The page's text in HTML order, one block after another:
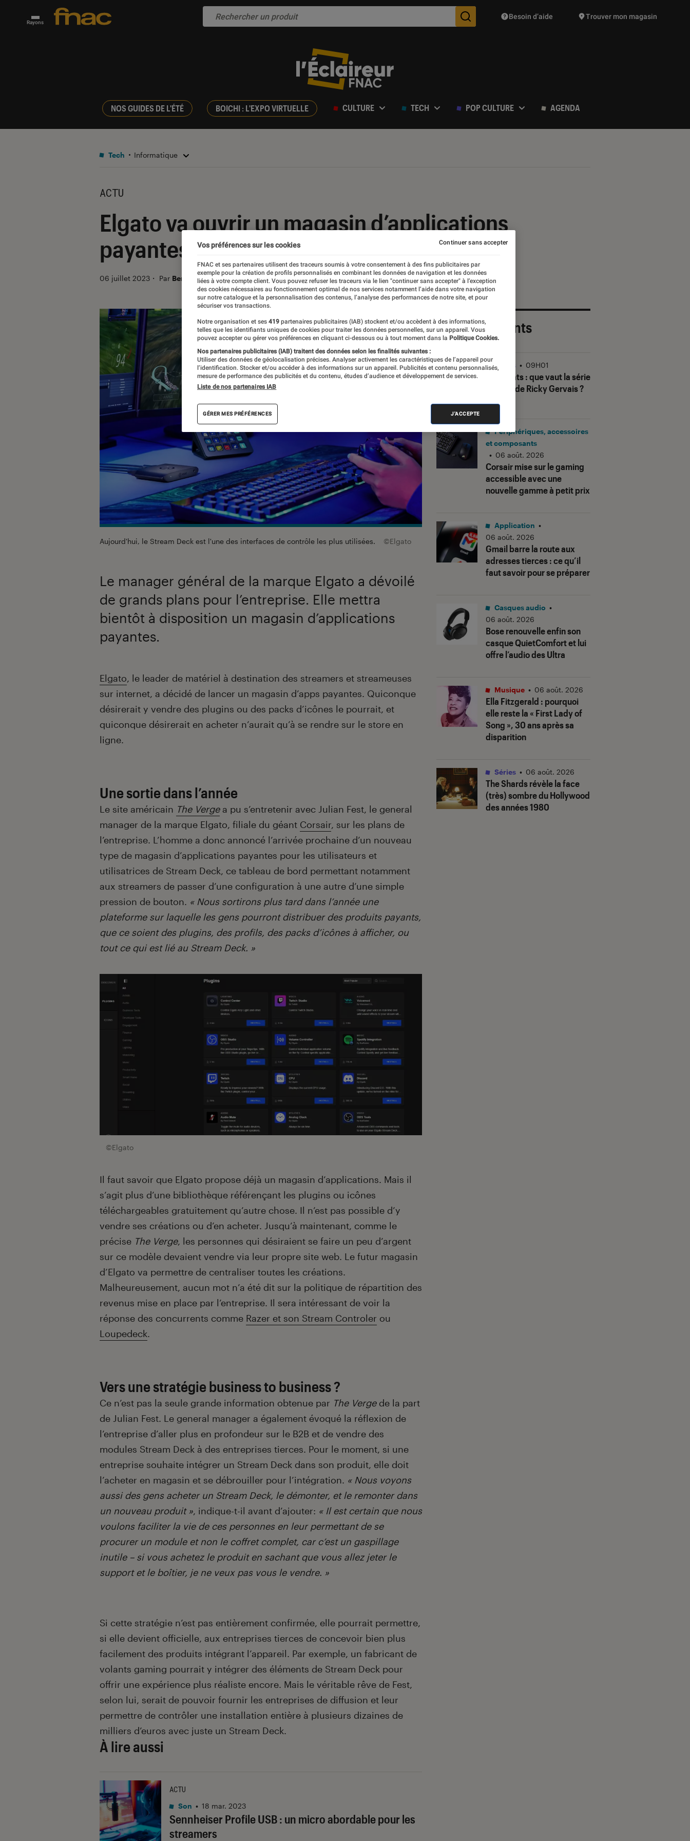
Rayons Des suggestions de produits vont vous être proposées
Besoin d’aide Trouver mon magasin
NOS GUIDES DE L'ÉTÉ BOICHI : L'EXPO VIRTUELLE CULTURE TECH POP CULTURE AGENDA
Tech Informatique
ACTU
Elgato va ouvrir un magasin d’applications
payantes pour son Stream Deck
06 juillet 2023 ・ Par Benjamin Logerot
Aujourd'hui, le Stream Deck est l'une des interfaces de contrôle les plus utilisées. ©Elgato
Le manager général de la marque Elgato a dévoilé
de grands plans pour l’entreprise. Elle mettra
bientôt à disposition un magasin d’applications
payantes.
Introduction
Elgato, le leader de matériel à destination des streamers et streameuses
sur internet, a décidé de lancer un magasin d’apps payantes. Quiconque
désirerait y vendre des plugins ou des packs d’icônes le pourrait, et
quiconque désirerait en acheter n’aurait qu’à se rendre sur le store en
ligne.
Une sortie dans l’année
Le site américain The Vergea pu s’entretenir avec Julian Fest, le general
manager de la marque Elgato, filiale du géant Corsair, sur les plans de
l’entreprise. L’homme a donc annoncé l’arrivée prochaine d’un nouveau
type de magasin d’applications payantes pour les utilisateurs et
utilisatrices de Stream Deck, ce tableau de bord permettant notamment
aux streamers de passer d’une configuration à une autre d’une simple
pression de bouton. « Nous sortirons plus tard dans l’année une
plateforme sur laquelle les gens pourront distribuer des produits payants,
que ce soient des plugins, des profils, des packs d’icônes à afficher, ou
tout ce qui est lié au Stream Deck. »
©Elgato
Il faut savoir que Elgato propose déjà un magasin d’applications. Mais il
s’agit plus d’une bibliothèque référençant les plugins ou icônes
téléchargeables gratuitement qu’autre chose. Il n’est pas possible d’y
vendre ses créations ou d’en acheter. Jusqu’à maintenant, comme le
précise The Verge, les personnes qui désiraient se faire un peu d’argent
sur ce modèle devaient vendre via leur propre site web. Le futur magasin
d’Elgato va permettre de centraliser toutes les créations.
Malheureusement, aucun mot n’a été dit sur la politique de répartition des
revenus mise en place par l’entreprise. Il sera intéressant de voir la
réponse des concurrents comme Razer et son Stream Controler ou
Loupedeck.
Vers une stratégie business to business ?
Ce n’est pas la seule grande information obtenue par The Vergede la part
de Julian Fest. Le general manager a également évoqué la réflexion de
l’entreprise d’aller plus en profondeur sur le B2B et de vendre des
modules Stream Deck à des entreprises tierces. Pour le moment, si une
entreprise souhaite intégrer un Stream Deck dans son produit, elle doit
l’acheter en magasin et se débrouiller pour l’intégration. « Nous voyons
aussi des gens acheter un Stream Deck, le démonter, et le remonter dans
un nouveau produit », indique-t-il avant d’ajouter: « Il est certain que nous
voulons faciliter la vie de ces personnes en leur permettant de se
procurer un module et non le coffret complet, car c’est un gaspillage
inutile – si vous achetez le produit en sachant que vous allez jeter le
support et le boîtier, je ne veux pas vous le vendre. »
Si cette stratégie n’est pas entièrement confirmée, elle pourrait permettre,
si elle devient officielle, aux entreprises tierces de concevoir bien plus
facilement des produits intégrant l’appareil. Par exemple, un fabricant de
volants gaming pourrait y intégrer des éléments de Stream Deck pour
offrir une expérience plus réaliste encore. Mais le véritable rêve de Fest,
selon lui, serait de pouvoir fournir les entreprises de diffusion et leur
permettre de contrôler une installation entière à plusieurs dizaines de
milliers d’euros avec juste un Stream Deck.
À lire aussi
Sennheiser Profile USB : un micro abordable pour les
streamers
ACTU
Son • 18 mar. 2023
Les plus récents
Alley Cats: que vaut la série
animée de Ricky Gervais ?
Séries • 09H01
Corsair mise sur le gaming
accessible avec une
nouvelle gamme à petit prix
Périphériques, accessoires
et composants
• 06 août. 2026
Gmail barre la route aux
adresses tierces : ce qu’il
faut savoir pour se préparer
Application •
06 août. 2026
Bose renouvelle enfin son
casque QuietComfort et lui
offre l’audio des Ultra
Casques audio •
06 août. 2026
Ella Fitzgerald : pourquoi
elle reste la « First Lady of
Song », 30 ans après sa
disparition
Musique • 06 août. 2026
The Shardsrévèle la face
(très) sombre du Hollywood
des années 1980
Séries • 06 août. 2026
Vos préférences sur les cookies
FNAC et ses partenaires utilisent des traceurs soumis à votre consentement à des fins publicitaires par
exemple pour la création de profils personnalisés en combinant les données de navigation et les données
liées à votre compte client. Vous pouvez refuser les traceurs via le lien "continuer sans accepter" à l’exception
des cookies nécessaires au fonctionnement optimal de nos services notamment l’aide dans votre navigation
sur notre catalogue et la personnalisation des contenus, l’analyse des performances de notre site, et pour
sécuriser vos transactions.
Notre organisation et ses 419 partenaires publicitaires (IAB) stockent et/ou accèdent à des informations,
telles que les identifiants uniques de cookies pour traiter les données personnelles, sur un appareil. Vous
pouvez accepter ou gérer vos préférences en cliquant ci-dessous ou à tout moment dans la Politique Cookies.
Nos partenaires publicitaires (IAB) traitent des données selon les finalités suivantes :
Utiliser des données de géolocalisation précises. Analyser activement les caractéristiques de l’appareil pour
l’identification. Stocker et/ou accéder à des informations sur un appareil. Publicités et contenu personnalisés,
mesure de performance des publicités et du contenu, études d’audience et développement de services.
Liste de nos partenaires IAB
GÉRER MES PRÉFÉRENCES J'ACCEPTE
Continuer sans accepter